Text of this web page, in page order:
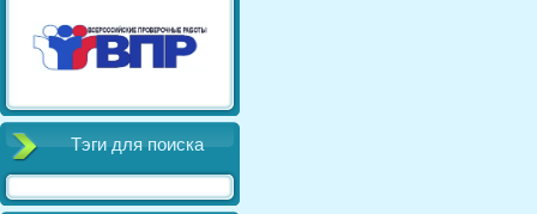
Тэги для поиска